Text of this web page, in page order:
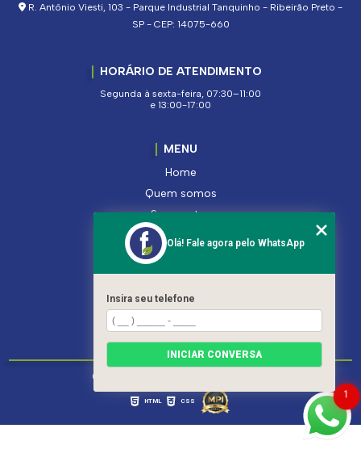
R. Antônio Viesti, 103 - Parque Industrial Tanquinho - Ribeirão Preto -
SP - CEP: 14075-660
HORÁRIO DE ATENDIMENTO
Segunda à sexta-feira, 07:30–11:00
e 13:00-17:00
MENU
Home
Quem somos
Segmentos
Serviços
Produtos
Contato
Categorias
Mapa do site
Copyright © Ferroleto. (Lei 9610 de 19/02/1998)
HTML CSS
1
Olá! Fale agora pelo WhatsApp
Insira seu telefone
INICIAR CONVERSA